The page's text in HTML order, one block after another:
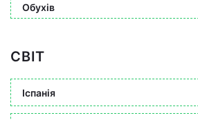
Обухів
СВІТ
Іспанія